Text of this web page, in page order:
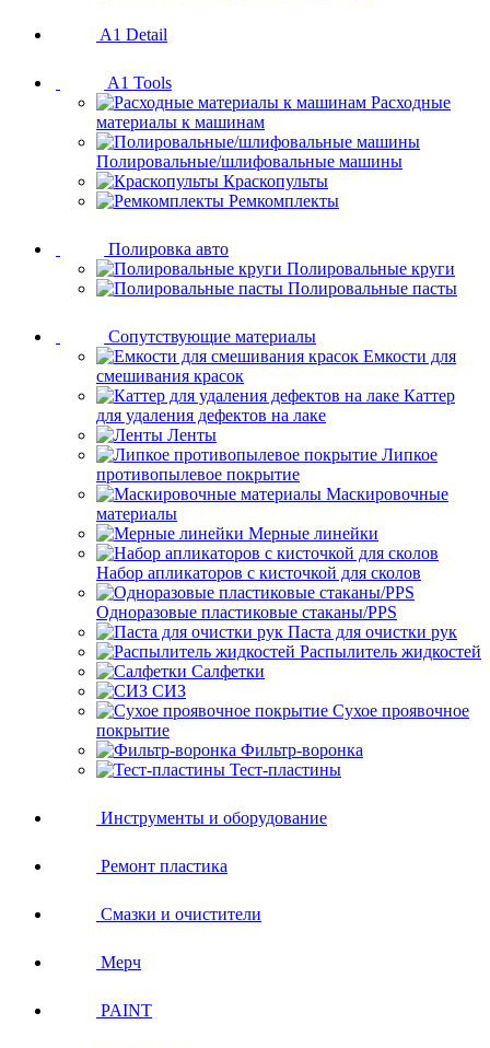
A1 Detail
A1 Tools
Расходные
материалы к машинам
Полировальные/шлифовальные машины
Краскопульты
Ремкомплекты
Полировка авто
Полировальные круги
Полировальные пасты
Сопутствующие материалы
Емкости для
смешивания красок
Каттер
для удаления дефектов на лаке
Ленты
Липкое
противопылевое покрытие
Маскировочные
материалы
Мерные линейки
Набор апликаторов с кисточкой для сколов
Одноразовые пластиковые стаканы/PPS
Паста для очистки рук
Распылитель жидкостей
Салфетки
СИЗ
Сухое проявочное
покрытие
Фильтр-воронка
Тест-пластины
Инструменты и оборудование
Ремонт пластика
Смазки и очистители
Мерч
PAINT